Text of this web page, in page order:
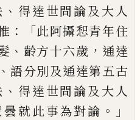
、 得達世間論及大人
：「此阿攝惒青年住
、 齡方十六歲 ， 通達
、語分別及通達第五古
、 得達世間論及大人
就此事為對論 。」